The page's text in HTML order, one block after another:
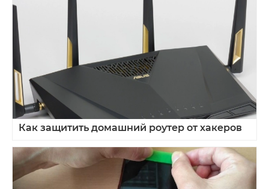
Как защитить домашний роутер от хакеров